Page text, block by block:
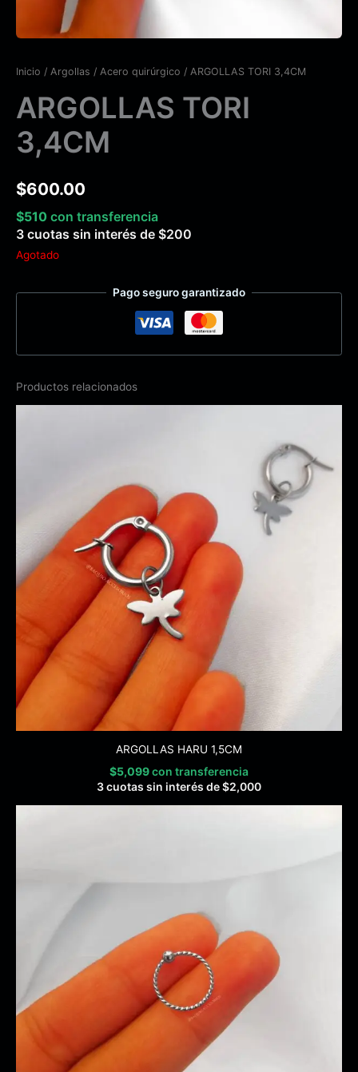
Inicio / Argollas / Acero quirúrgico / ARGOLLAS TORI 3,4CM
ARGOLLAS TORI
3,4CM
$600.00
$510 con transferencia
3 cuotas sin interés de $200
Agotado
Pago seguro garantizado
Productos relacionados
ARGOLLAS HARU 1,5CM
$5,099con transferencia
3 cuotas sin interés de$2,000